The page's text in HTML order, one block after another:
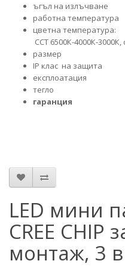
ъгъл на
работна
цветна
CCT 6500К-4000К-3000К,
размер 295 x
IP клас на
експлоатация >
тегло
гаранция 6
LED мини
CREE CHIP
монтаж, 3